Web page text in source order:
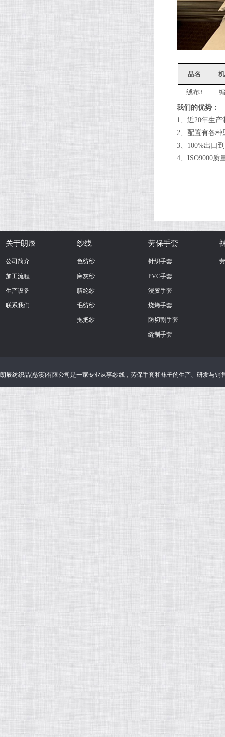
品名
绒布3
我们的优势：
1、近20年生
2、配置有各种
3、100%出口
4、ISO9000质
关于朗辰
公司简介
加工流程
生产设备
联系我们
纱线
色纺纱
麻灰纱
腈纶纱
毛纺纱
拖把纱
劳保手套
针织手套
PVC手套
浸胶手套
烧烤手套
防切割手套
缝制手套
朗辰纺织品(慈溪)有限公司 是一家专业从事纱线 ， 劳保手套和袜子的生产、研发与